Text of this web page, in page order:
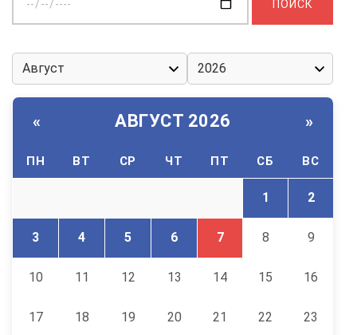
дату:
« АВГУСТ 2026 »
ПН ВТ СР ЧТ ПТ СБ ВС
1 2
3 4 5 6 7 8 9
10 11 12 13 14 15 16
17 18 19 20 21 22 23